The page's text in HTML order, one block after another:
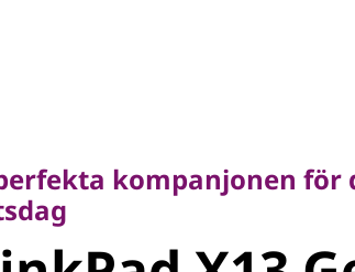
X13 Gen
kompanjonen för